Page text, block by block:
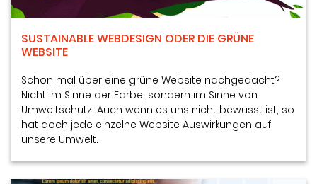
SUSTAINABLE WEBDESIGN ODER DIE GRÜNE
WEBSITE
Schon mal über eine grüne Website nachgedacht?
Nicht im Sinne der Farbe, sondern im Sinne von
Umweltschutz! Auch wenn es uns nicht bewusst ist, so
hat doch jede einzelne Website Auswirkungen auf
unsere Umwelt.